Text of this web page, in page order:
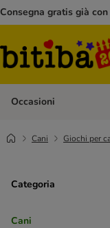
Consegna gratis già
Occasioni
Cani Giochi per
Categoria
Cani